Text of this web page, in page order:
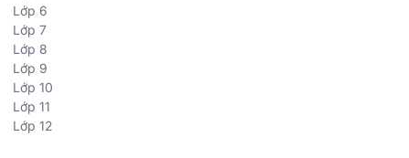
Lớp 6
Lớp 7
Lớp 8
Lớp 9
Lớp 10
Lớp 11
Lớp 12